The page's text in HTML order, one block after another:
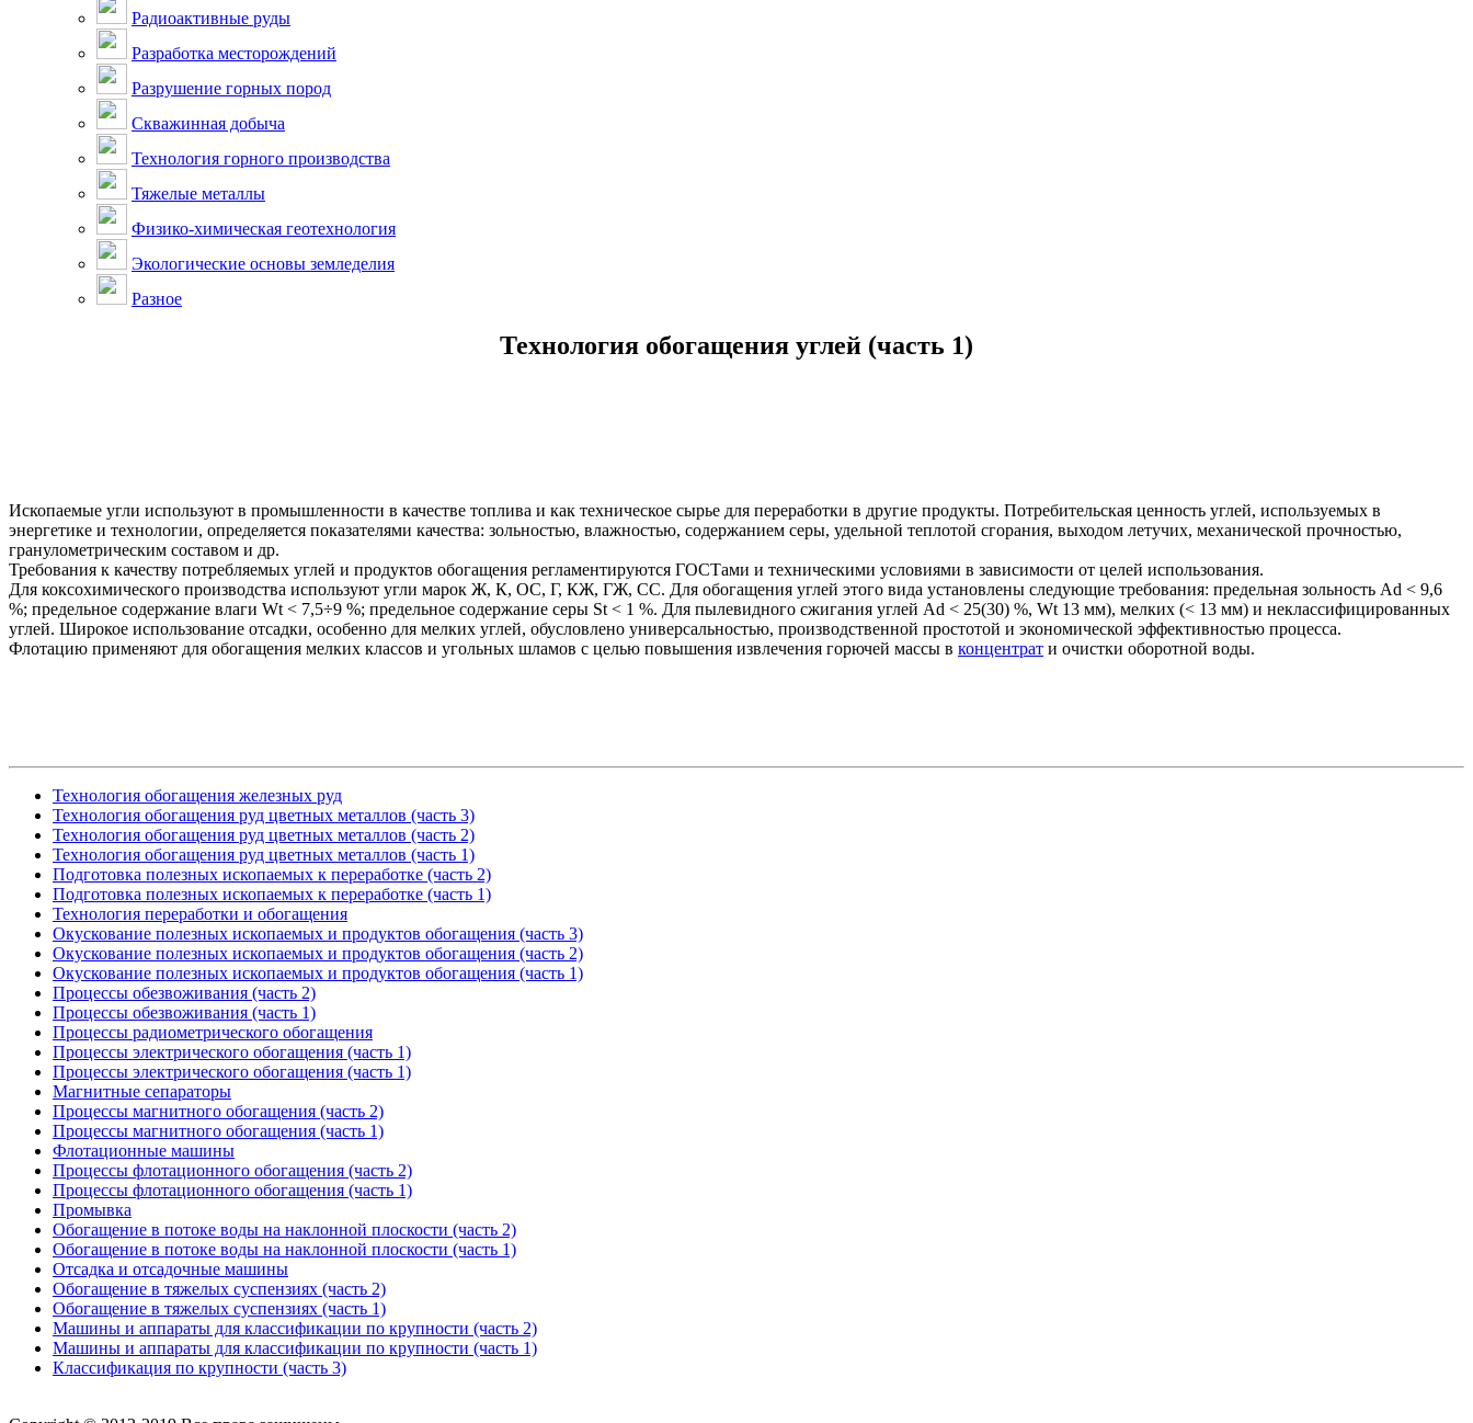
Радиоактивные руды
Разработка месторождений
Разрушение горных пород
Скважинная добыча
Технология горного производства
Тяжелые металлы
Физико-химическая геотехнология
Экологические основы земледелия
Разное
Технология обогащения углей (часть 1)
Ископаемые угли используют в промышленности в качестве топлива и как техническое сырье для переработки в другие продукты. Потребительская ценность углей, используемых в
энергетике и технологии, определяется показателями качества: зольностью, влажностью, содержанием серы, удельной теплотой сгорания, выходом летучих, механической прочностью,
гранулометрическим составом и др.
Требования к качеству потребляемых углей и продуктов обогащения регламентируются ГОСТами и техническими условиями в зависимости от целей использования.
Для коксохимического производства используют угли марок Ж, К, ОС, Г, КЖ, ГЖ, СС. Для обогащения углей этого вида установлены следующие требования: предельная зольность Ad < 9,6
%; предельное содержание влаги Wt < 7,5÷9 %; предельное содержание серы St < 1 %. Для пылевидного сжигания углей Ad < 25(30) %, Wt 13 мм), мелких (< 13 мм) и неклассифицированных
углей. Широкое использование отсадки, особенно для мелких углей, обусловлено универсальностью, производственной простотой и экономической эффективностью процесса.
Флотацию применяют для обогащения мелких классов и угольных шламов с целью повышения извлечения горючей массы в концентрат и очистки оборотной воды.
Технология обогащения железных руд
Технология обогащения руд цветных металлов (часть 3)
Технология обогащения руд цветных металлов (часть 2)
Технология обогащения руд цветных металлов (часть 1)
Подготовка полезных ископаемых к переработке (часть 2)
Подготовка полезных ископаемых к переработке (часть 1)
Технология переработки и обогащения
Окускование полезных ископаемых и продуктов обогащения (часть 3)
Окускование полезных ископаемых и продуктов обогащения (часть 2)
Окускование полезных ископаемых и продуктов обогащения (часть 1)
Процессы обезвоживания (часть 2)
Процессы обезвоживания (часть 1)
Процессы радиометрического обогащения
Процессы электрического обогащения (часть 1)
Процессы электрического обогащения (часть 1)
Магнитные сепараторы
Процессы магнитного обогащения (часть 2)
Процессы магнитного обогащения (часть 1)
Флотационные машины
Процессы флотационного обогащения (часть 2)
Процессы флотационного обогащения (часть 1)
Промывка
Обогащение в потоке воды на наклонной плоскости (часть 2)
Обогащение в потоке воды на наклонной плоскости (часть 1)
Отсадка и отсадочные машины
Обогащение в тяжелых суспензиях (часть 2)
Обогащение в тяжелых суспензиях (часть 1)
Машины и аппараты для классификации по крупности (часть 2)
Машины и аппараты для классификации по крупности (часть 1)
Классификация по крупности (часть 3)